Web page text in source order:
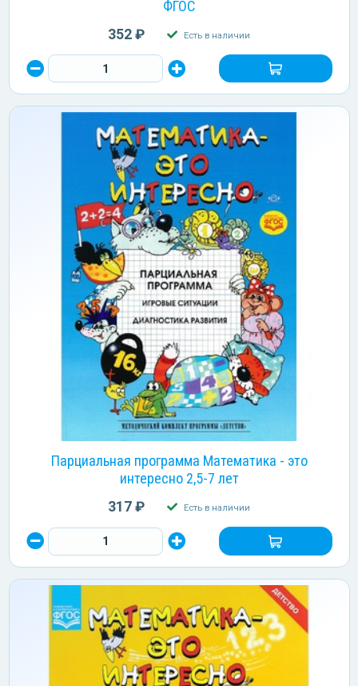
ФГОС
352 ₽ Есть в наличии
Парциальная программа Математика - это
интересно 2,5-7 лет
317 ₽ Есть в наличии